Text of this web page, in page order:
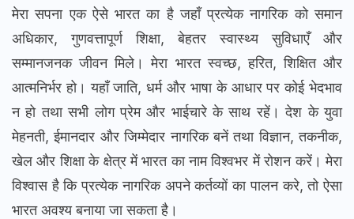
मेरा सपना एक ऐसे भारत का है जहाँ प्रत्येक नागरिक को समान
अधिकार, गुणवत्तापूर्ण शिक्षा, बेहतर स्वास्थ्य सुविधाएँ और
सम्मानजनक जीवन मिले। मेरा भारत स्वच्छ, हरित, शिक्षित और
आत्मनिर्भर हो। यहाँ जाति, धर्म और भाषा के आधार पर कोई भेदभाव
न हो तथा सभी लोग प्रेम और भाईचारे के साथ रहें। देश के युवा
मेहनती, ईमानदार और जिम्मेदार नागरिक बनें तथा विज्ञान, तकनीक,
खेल और शिक्षा के क्षेत्र में भारत का नाम विश्वभर में रोशन करें। मेरा
विश्वास है कि प्रत्येक नागरिक अपने कर्तव्यों का पालन करे, तो ऐसा
भारत अवश्य बनाया जा सकता है।